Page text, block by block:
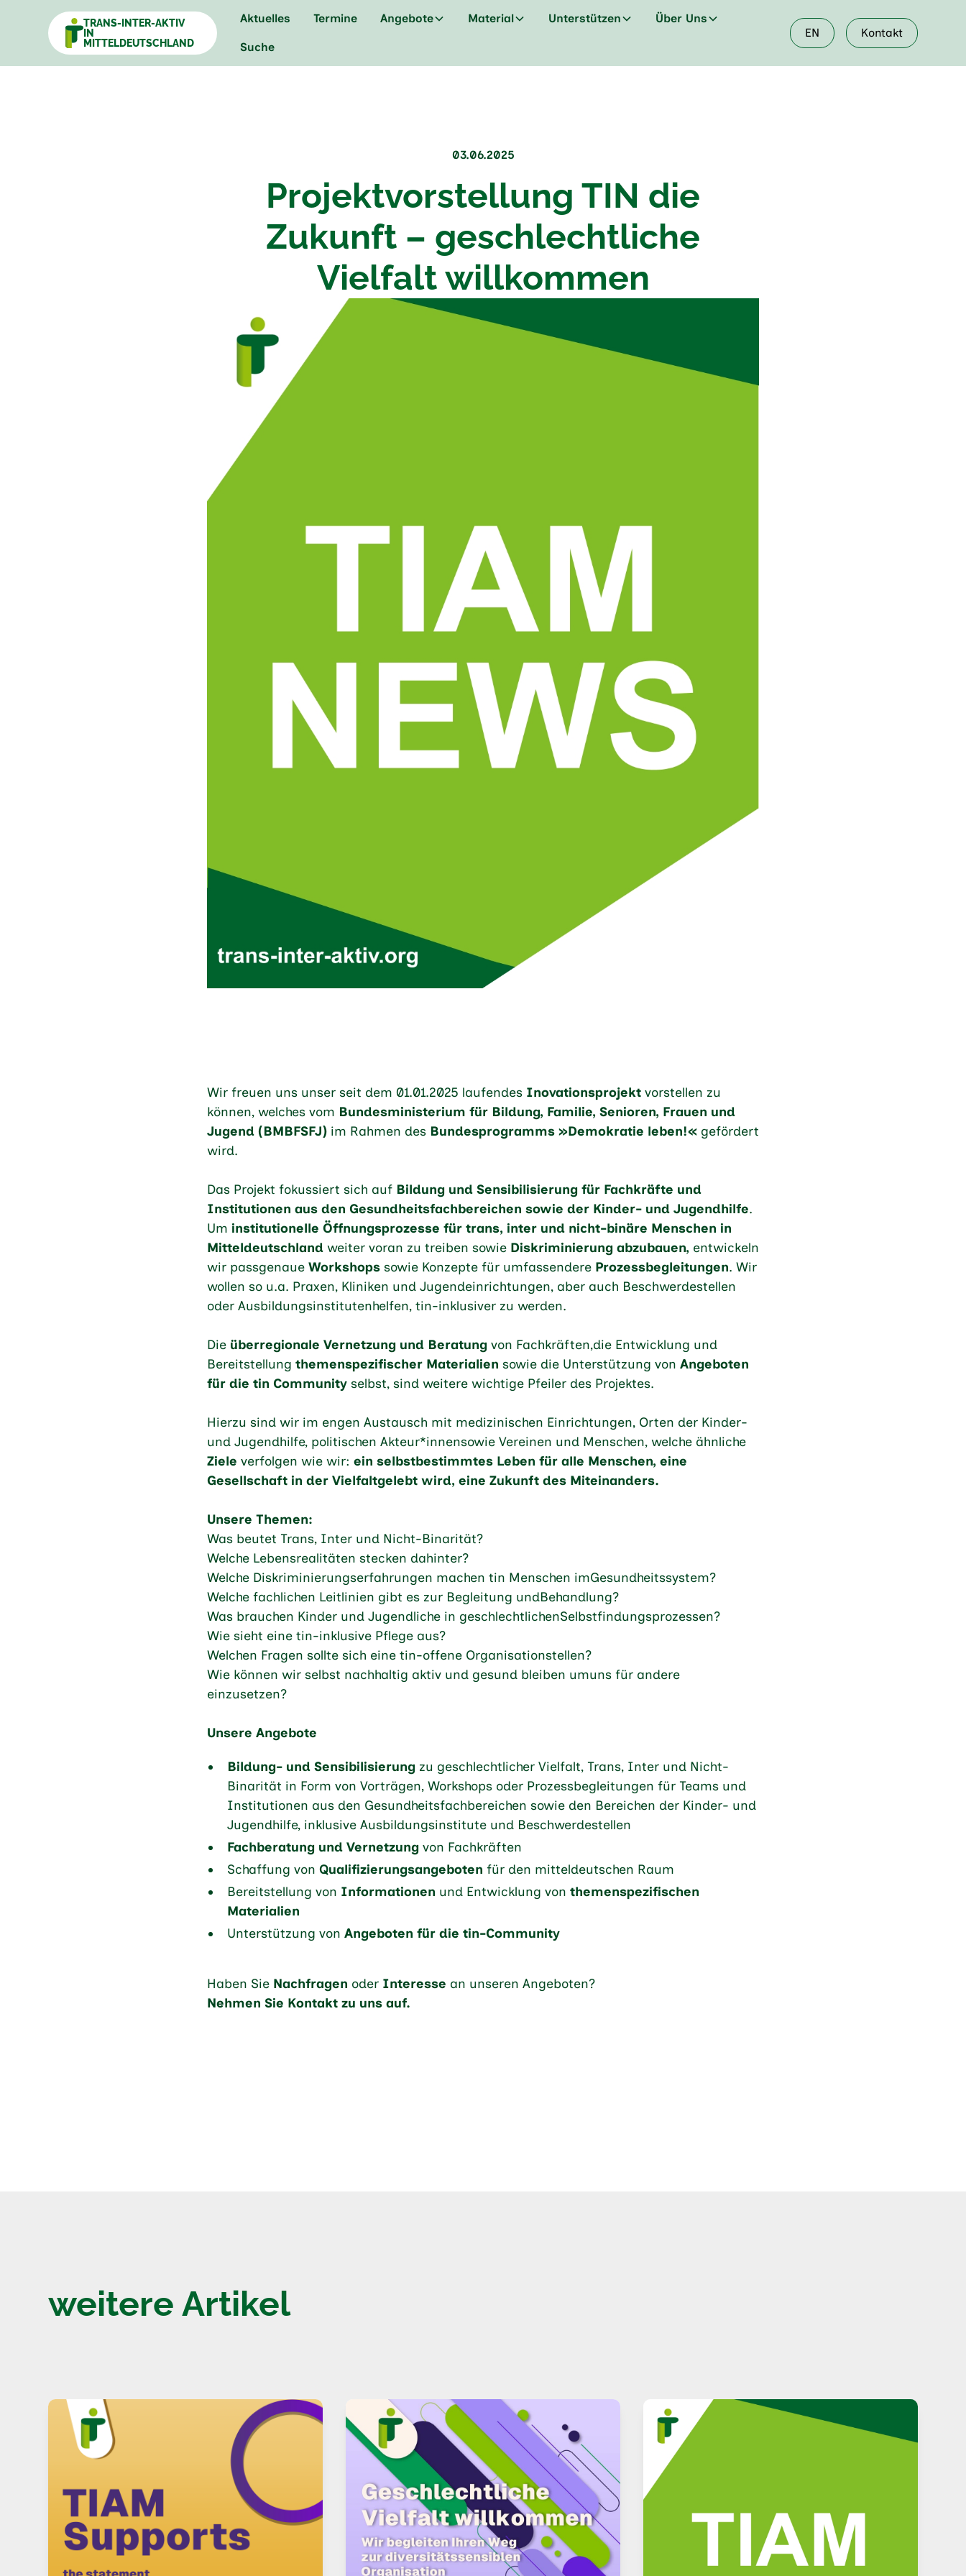
TRANS-INTER-AKTIV
IN
MITTELDEUTSCHLAND
Aktuelles Termine Angebote Material Unterstützen Über Uns
Suche
EN Kontakt
03.06.2025
Projektvorstellung TIN die
Zukunft – geschlechtliche
Vielfalt willkommen
Wir freuen uns unser seit dem 01.01.2025 laufendes Inovationsprojekt vorstellen zu
können, welches vom Bundesministerium für Bildung, Familie, Senioren, Frauen und
Jugend (BMBFSFJ) im Rahmen des Bundesprogramms »Demokratie leben!« gefördert
wird.
Das Projekt fokussiert sich auf Bildung und Sensibilisierung für Fachkräfte und
Institutionen aus den Gesundheitsfachbereichen sowie der Kinder- und Jugendhilfe.
Um institutionelle Öffnungsprozesse für trans, inter und nicht-binäre Menschen in
Mitteldeutschland weiter voran zu treiben sowie Diskriminierung abzubauen, entwickeln
wir passgenaue Workshops sowie Konzepte für umfassendere Prozessbegleitungen. Wir
wollen so u.a. Praxen, Kliniken und Jugendeinrichtungen, aber auch Beschwerdestellen
oder Ausbildungsinstitutenhelfen, tin-inklusiver zu werden.
Die überregionale Vernetzung und Beratung von Fachkräften,die Entwicklung und
Bereitstellung themenspezifischer Materialien sowie die Unterstützung von Angeboten
für die tin Community selbst, sind weitere wichtige Pfeiler des Projektes.
Hierzu sind wir im engen Austausch mit medizinischen Einrichtungen, Orten der Kinder-
und Jugendhilfe, politischen Akteur*innensowie Vereinen und Menschen, welche ähnliche
Ziele verfolgen wie wir: ein selbstbestimmtes Leben für alle Menschen, eine
Gesellschaft in der Vielfaltgelebt wird, eine Zukunft des Miteinanders.
Unsere Themen:
Was beutet Trans, Inter und Nicht-Binarität?
Welche Lebensrealitäten stecken dahinter?
Welche Diskriminierungserfahrungen machen tin Menschen imGesundheitssystem?
Welche fachlichen Leitlinien gibt es zur Begleitung undBehandlung?
Was brauchen Kinder und Jugendliche in geschlechtlichenSelbstfindungsprozessen?
Wie sieht eine tin-inklusive Pflege aus?
Welchen Fragen sollte sich eine tin-offene Organisationstellen?
Wie können wir selbst nachhaltig aktiv und gesund bleiben umuns für andere
einzusetzen?
Unsere Angebote
Bildung- und Sensibilisierung zu geschlechtlicher Vielfalt, Trans, Inter und Nicht-
Binarität in Form von Vorträgen, Workshops oder Prozessbegleitungen für Teams und
Institutionen aus den Gesundheitsfachbereichen sowie den Bereichen der Kinder- und
Jugendhilfe, inklusive Ausbildungsinstitute und Beschwerdestellen
Fachberatung und Vernetzung von Fachkräften
Schaffung von Qualifizierungsangeboten für den mitteldeutschen Raum
Bereitstellung von Informationen und Entwicklung von themenspezifischen
Materialien
Unterstützung von Angeboten für die tin-Community
Haben Sie Nachfragen oder Interesse an unseren Angeboten?
Nehmen Sie Kontakt zu uns auf.
weitere Artikel